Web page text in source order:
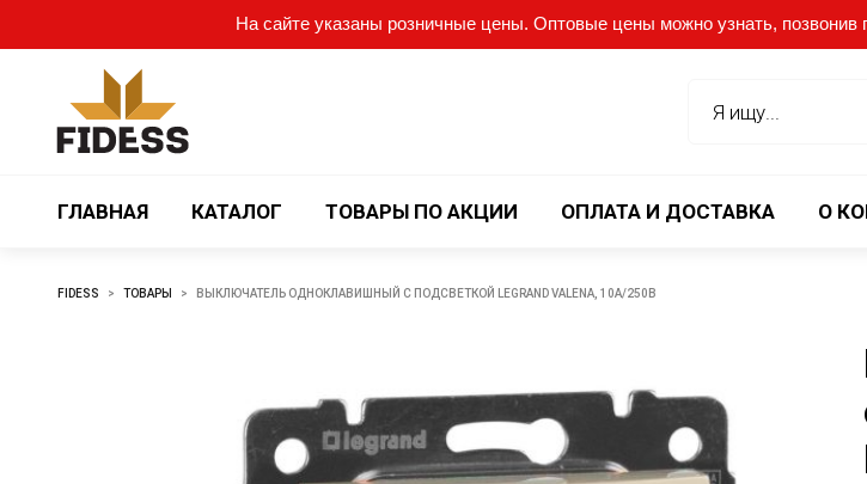
На сайте указаны розничные цены. Оптовые цены можно узнать, позвонив
ГЛАВНАЯ КАТАЛОГ ТОВАРЫ ПО АКЦИИ ОПЛАТА И ДОСТАВКА О
FIDESS > ТОВАРЫ > ВЫКЛЮЧАТЕЛЬ ОДНОКЛАВИШНЫЙ С ПОДСВЕТКОЙ LEGRAND VALENA, 10А/250В